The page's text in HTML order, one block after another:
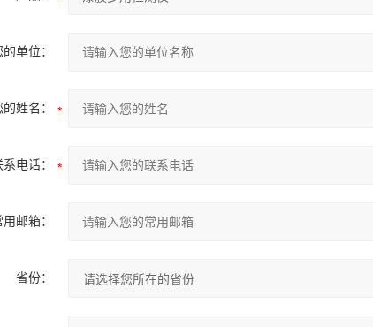
的单位：
的姓名：
系电话：
用邮箱：
省份：